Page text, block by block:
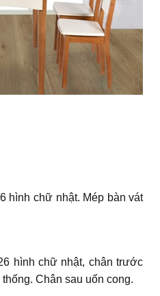
hình chữ nhật. Mép bàn vát
hình chữ nhật, chân trước
Chân sau uốn cong.